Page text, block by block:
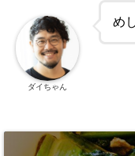
め
ダイちゃん